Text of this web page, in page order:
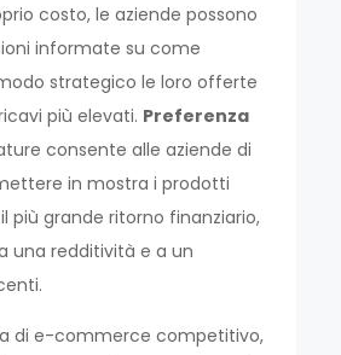
costo, le aziende possono
informate su come
strategico le loro offerte
più elevati. Preferenza
consente alle aziende di
in mostra i prodotti
più grande ritorno finanziario,
una redditività e a un
di e-commerce competitivo,